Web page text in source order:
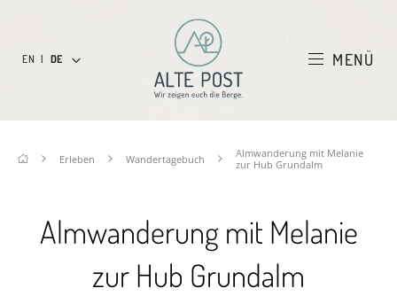
EN | DE MENÜ
Erleben Wandertagebuch
Almwanderung mit Melanie
zur Hub Grundalm
Almwanderung mit Melanie
zur Hub Grundalm